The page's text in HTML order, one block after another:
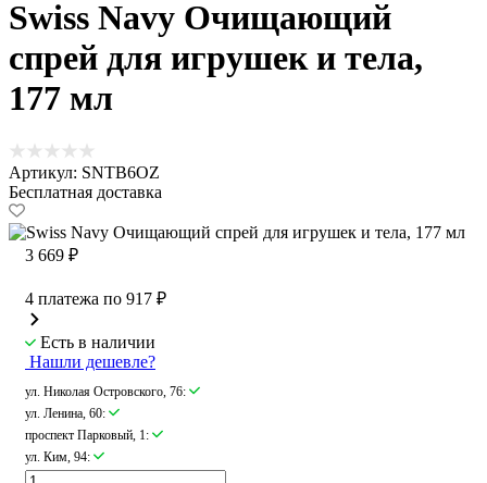
Swiss Navy Очищающий
спрей для игрушек и тела,
177 мл
Артикул: SNTB6OZ
Бесплатная доставка
3 669 ₽
4 платежа по 917 ₽
Есть в наличии
Нашли дешевле?
ул. Николая Островского, 76:
ул. Ленина, 60:
проспект Парковый, 1 :
ул. Ким, 94: